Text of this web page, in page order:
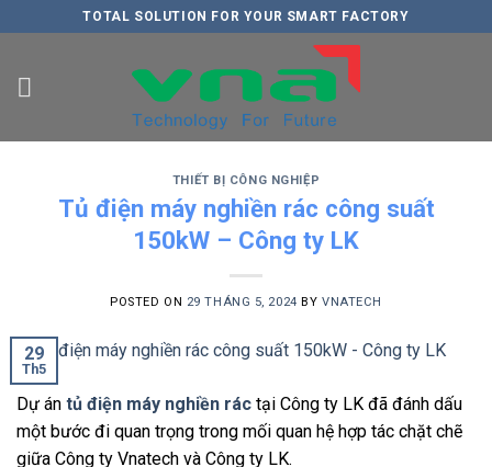
to
TOTAL SOLUTION FOR YOUR SMART FACTORY
THIẾT BỊ CÔNG NGHIỆP
Tủ điện máy nghiền rác công suất
150kW – Công ty LK
POSTED ON 29 THÁNG 5, 2024 BY VNATECH
29
Th5
Dự án tủ điện máy nghiền rác tại Công ty LK đã đánh dấu
một bước đi quan trọng trong mối quan hệ hợp tác chặt chẽ
giữa Công ty Vnatech và Công ty LK.